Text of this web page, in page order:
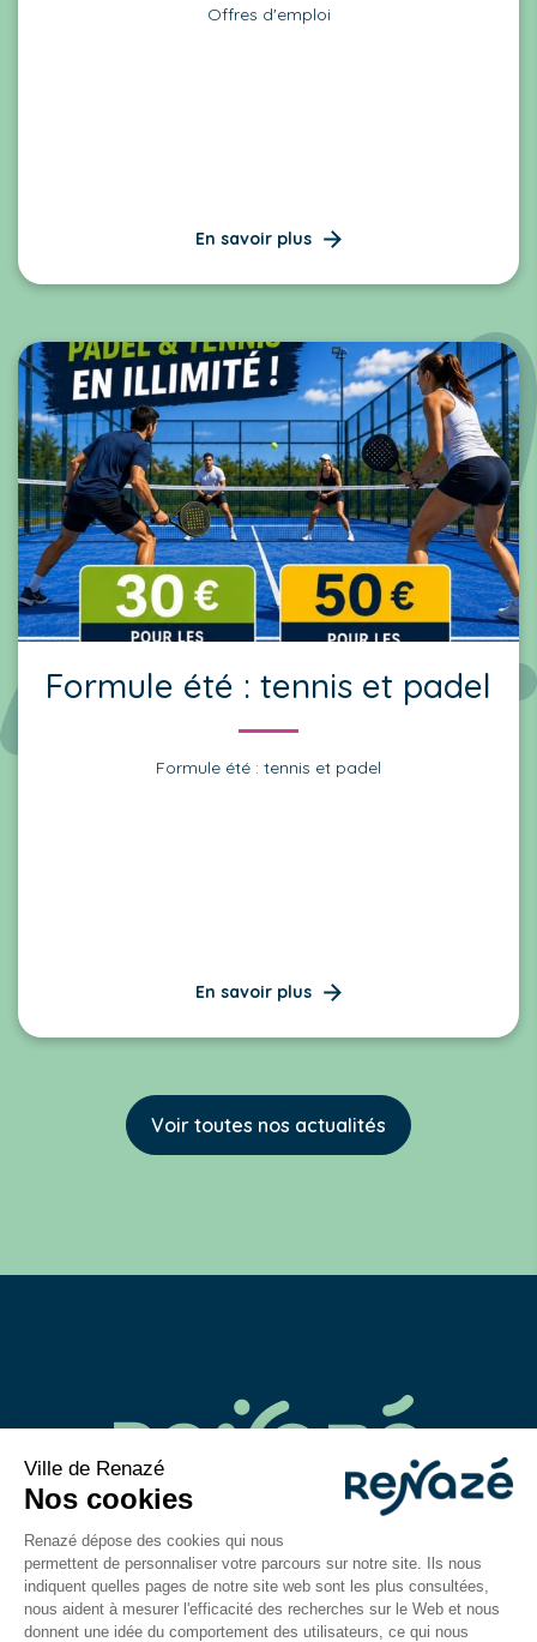
Offres d'emploi
En savoir plus
Formule été : tennis et padel
Formule été : tennis et padel
En savoir plus
Voir toutes nos actualités
02 43 06 40 14
contact@mairie-renaze.fr
Place de l'Europe BP 01
53 800 Renazé